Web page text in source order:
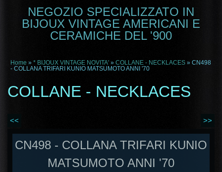
NEGOZIO SPECIALIZZATO IN
BIJOUX VINTAGE AMERICANI E
CERAMICHE DEL '900
Home » * BIJOUX VINTAGE NOVITA' » COLLANE - NECKLACES » CN498
- COLLANA TRIFARI KUNIO MATSUMOTO ANNI '70
COLLANE - NECKLACES
<< >>
CN498 - COLLANA TRIFARI KUNIO
MATSUMOTO ANNI '70